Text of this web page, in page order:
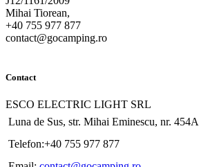
Mihai Tiorean,
+40 755 977 877
contact@gocamping.ro
Contact
ESCO ELECTRIC LIGHT SRL
Luna de Sus, str. Mihai Eminescu, nr. 454A
Telefon:+40 755 977 877